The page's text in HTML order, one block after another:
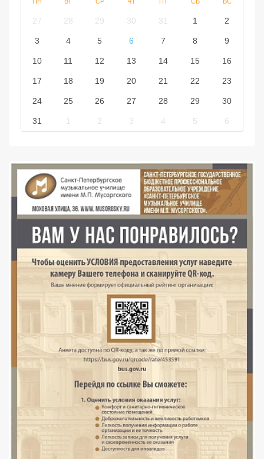
27 28 29 30 31 1 2
3 4 5 6 7 8 9
10 11 12 13 14 15 16
17 18 19 20 21 22 23
24 25 26 27 28 29 30
31 1 2 3 4 5 6